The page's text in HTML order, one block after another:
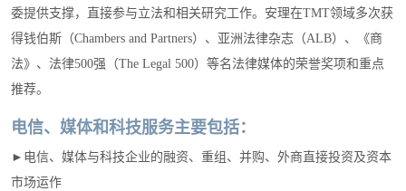
委提供支撑，直接参与立法和相关研究工作。安理在TMT领域多次获
得钱伯斯（Chambers and Partners）、亚洲法律杂志（ALB）、《商
法》、法律500强（The Legal 500）等名法律媒体的荣誉奖项和重点
推荐。
电信、媒体和科技服务主要包括：
►电信、媒体与科技企业的融资、重组、并购、外商直接投资及资本
市场运作